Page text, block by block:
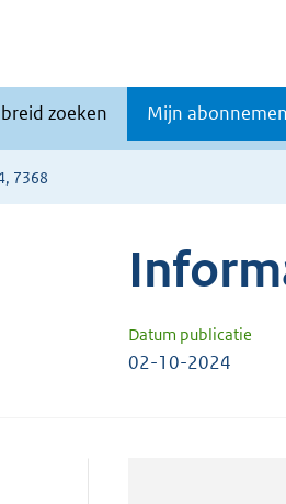
zoeken Mijn
7368
Datum publicatie
02-10-2024